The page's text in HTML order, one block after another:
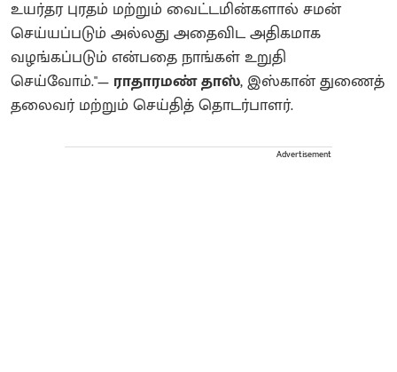
உயர்தர புரதம் மற்றும் வைட்டமின்களால் சமன்
செய்யப்படும் அல்லது அதைவிட அதிகமாக
வழங்கப்படும் என்பதை நாங்கள் உறுதி
செய்வோம்."— ராதாரமண் தாஸ், இஸ்கான் துணைத்
தலைவர் மற்றும் செய்தித் தொடர்பாளர்.
Advertisement